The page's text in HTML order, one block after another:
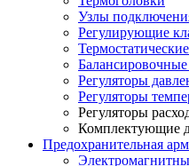
Узлы
Регулирующие
Регуляторы
Регуляторы
Регуляторы
Комплектующие
Предохранительная